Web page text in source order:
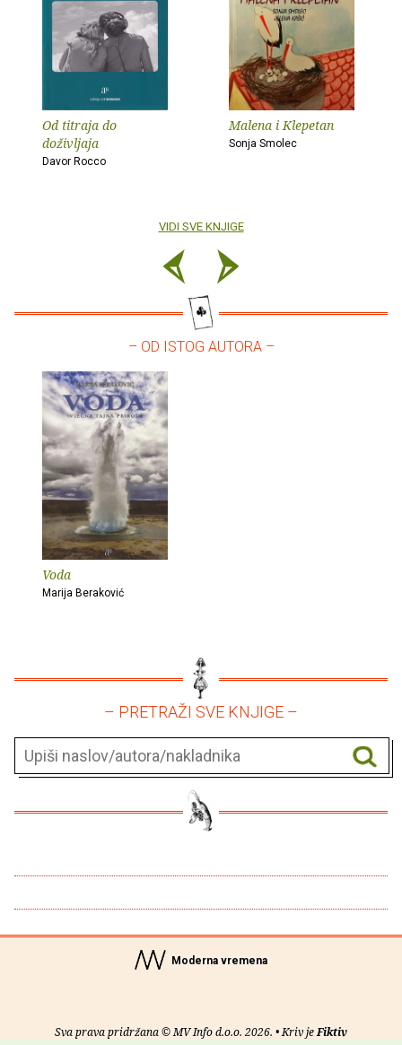
Od titraja do
doživljaja
Davor Rocco
Malena i Klepetan
Sonja Smolec
VIDI SVE KNJIGE
– OD ISTOG AUTORA –
Voda
Marija Beraković
– PRETRAŽI SVE KNJIGE –
Moderna vremena
Sva prava pridržana © MV Info d.o.o. 2026. • Kriv jeFiktiv